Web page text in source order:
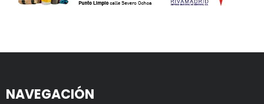
NAVEGACIÓN